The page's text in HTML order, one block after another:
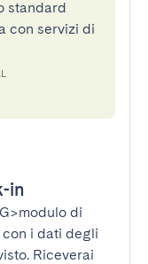
standard
con servizi di
in
di
con i dati degli
Riceverai